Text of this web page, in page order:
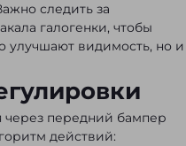
следить за
галогенки, чтобы
улучшают видимость, но и
через передний бампер
действий: